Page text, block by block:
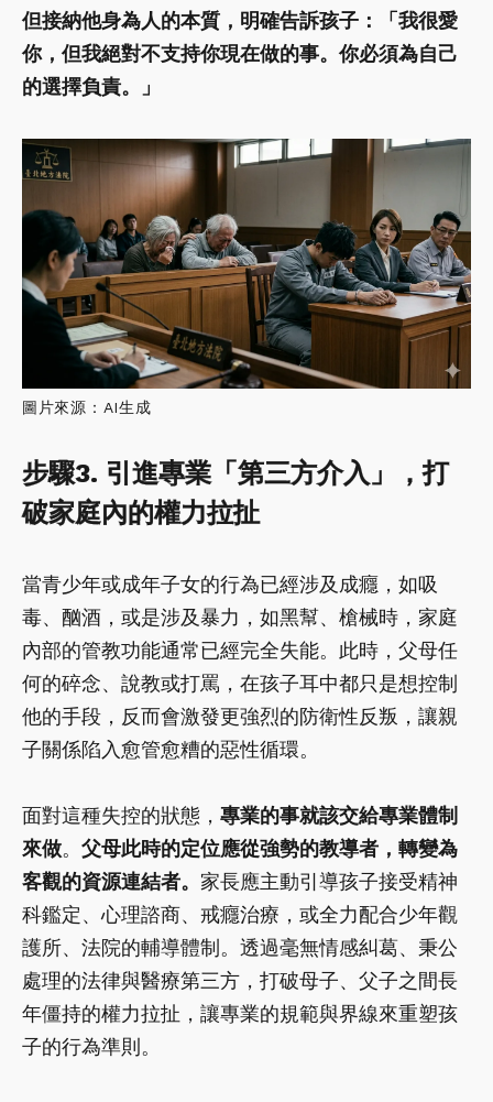
但接納他身為人的本質，明確告訴孩子：「我很愛
你，但我絕對不支持你現在做的事。你必須為自己
的選擇負責。」
圖片來源：AI生成
步驟3. 引進專業「第三方介入」，打
破家庭內的權力拉扯
當青少年或成年子女的行為已經涉及成癮，如吸
毒、酗酒，或是涉及暴力，如黑幫、槍械時，家庭
內部的管教功能通常已經完全失能。此時，父母任
何的碎念、說教或打罵，在孩子耳中都只是想控制
他的手段，反而會激發更強烈的防衛性反叛，讓親
子關係陷入愈管愈糟的惡性循環。
面對這種失控的狀態， 專業的事就該交給專業體制
來做。 父母此時的定位應從強勢的教導者，轉變為
客觀的資源連結者。 家長應主動引導孩子接受精神
科鑑定、心理諮商、戒癮治療，或全力配合少年觀
護所、法院的輔導體制。透過毫無情感糾葛、秉公
處理的法律與醫療第三方，打破母子、父子之間長
年僵持的權力拉扯，讓專業的規範與界線來重塑孩
子的行為準則。